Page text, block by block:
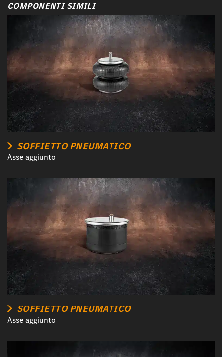
COMPONENTI SIMILI
SOFFIETTO PNEUMATICO
Asse aggiunto
SOFFIETTO PNEUMATICO
Asse aggiunto